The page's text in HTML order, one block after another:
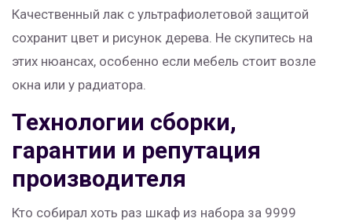
Качественный лак с ультрафиолетовой защитой
сохранит цвет и рисунок дерева. Не скупитесь на
этих нюансах, особенно если мебель стоит возле
окна или у радиатора.
Технологии сборки,
гарантии и репутация
производителя
Кто собирал хоть раз шкаф из набора за 9999